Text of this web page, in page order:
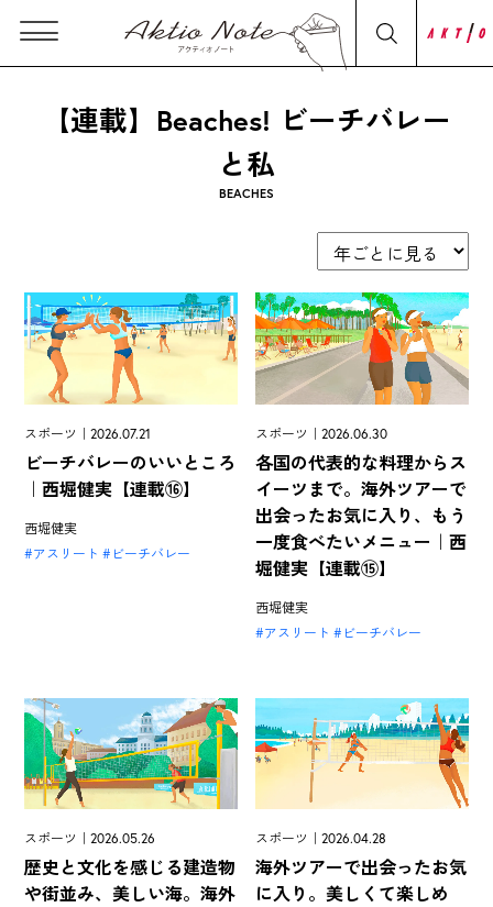
【連載】Beaches! ビーチバレー
と私
BEACHES
スポーツ｜2026.07.21
ビーチバレーのいいところ
｜西堀健実【連載⑯】
西堀健実
アスリート
ビーチバレー
スポーツ｜2026.06.30
各国の代表的な料理からス
イーツまで。海外ツアーで
出会ったお気に入り、もう
一度食べたいメニュー｜西
堀健実【連載⑮】
西堀健実
アスリート
ビーチバレー
スポーツ｜2026.05.26
歴史と文化を感じる建造物
や街並み、美しい海。海外
スポーツ｜2026.04.28
海外ツアーで出会ったお気
に入り。美しくて楽しめ